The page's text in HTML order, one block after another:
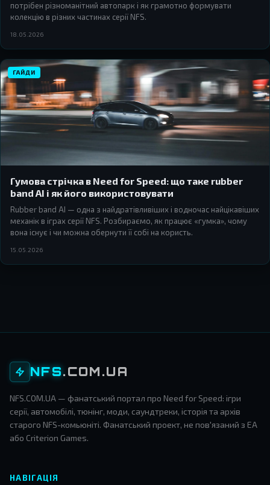
потрібен різноманітний автопарк і як грамотно формувати
колекцію в різних частинах серії NFS.
18.05.2026
ГАЙДИ
Гумова стрічка в Need for Speed: що таке rubber
band AI і як його використовувати
Rubber band AI — одна з найдратівливіших і водночас найцікавіших
механік в іграх серії NFS. Розбираємо, як працює «гумка», чому
вона існує і чи можна обернути її собі на користь.
15.05.2026
NFS.COM.UA
NFS.COM.UA — фанатський портал про Need for Speed: ігри
серії, автомобілі, тюнінг, моди, саундтреки, історія та архів
старого NFS-комьюніті. Фанатський проект, не пов'язаний з EA
або Criterion Games.
НАВІГАЦІЯ